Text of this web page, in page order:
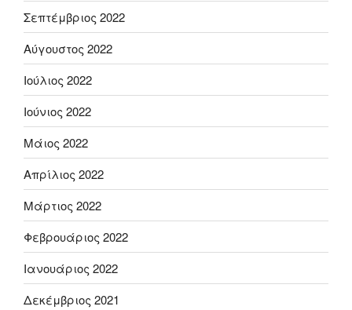
Σεπτέμβριος 2022
Αύγουστος 2022
Ιούλιος 2022
Ιούνιος 2022
Μάιος 2022
Απρίλιος 2022
Μάρτιος 2022
Φεβρουάριος 2022
Ιανουάριος 2022
Δεκέμβριος 2021